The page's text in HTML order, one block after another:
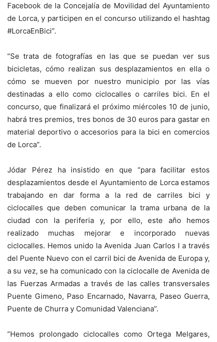
Facebook de la Concejalía de Movilidad del Ayuntamiento
de Lorca, y participen en el concurso utilizando el hashtag
#LorcaEnBici”.
“Se trata de fotografías en las que se puedan ver sus
bicicletas, cómo realizan sus desplazamientos en ella o
cómo se mueven por nuestro municipio por las vías
destinadas a ello como ciclocalles o carriles bici. En el
concurso, que finalizará el próximo miércoles 10 de junio,
habrá tres premios, tres bonos de 30 euros para gastar en
material deportivo o accesorios para la bici en comercios
de Lorca”.
Jódar Pérez ha insistido en que “para facilitar estos
desplazamientos desde el Ayuntamiento de Lorca estamos
trabajando en dar forma a la red de carriles bici y
ciclocalles que deben comunicar la trama urbana de la
ciudad con la periferia y, por ello, este año hemos
realizado muchas mejorar e incorporado nuevas
ciclocalles. Hemos unido la Avenida Juan Carlos I a través
del Puente Nuevo con el carril bici de Avenida de Europa y,
a su vez, se ha comunicado con la ciclocalle de Avenida de
las Fuerzas Armadas a través de las calles transversales
Puente Gimeno, Paso Encarnado, Navarra, Paseo Guerra,
Puente de Churra y Comunidad Valenciana”.
“Hemos prolongado ciclocalles como Ortega Melgares,